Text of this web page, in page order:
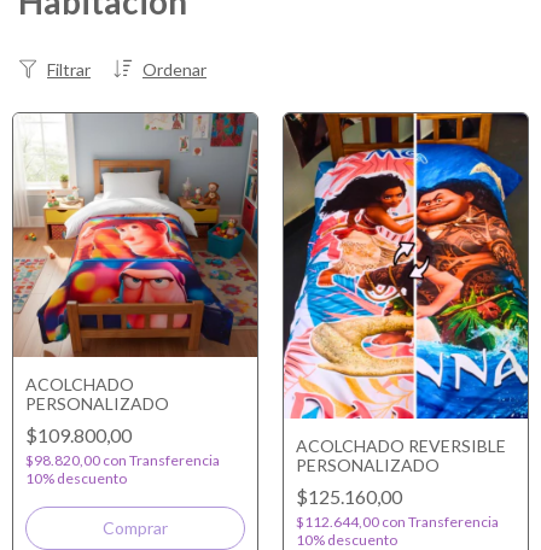
Ordenar
Filtrar
ACOLCHADO
PERSONALIZADO
$109.800,00
$98.820,00 con Transferencia
10% descuento
ACOLCHADO REVERSIBLE
PERSONALIZADO
$125.160,00
$112.644,00 con Transferencia
10% descuento